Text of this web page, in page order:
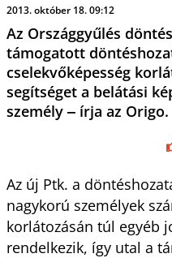
2013. október 18. 09:12
Az Országgyűlés
támogatott
cselekvőképesség
segítséget a belátási
személy ‒ írja az Origo.
Az új Ptk. a
nagykorú személyek
korlátozásán túl egyéb
rendelkezik, így utal a